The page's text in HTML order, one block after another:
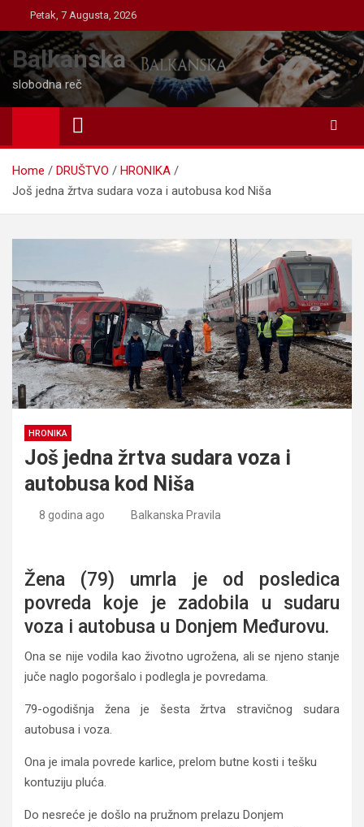
to
content
Petak, 7 Augusta, 2026
Balkanska
slobodna reč
Home DRUŠTVO
HRONIKA
Još jedna žrtva sudara voza i autobusa kod Niša
HRONIKA
Još jedna žrtva sudara voza i
autobusa kod Niša
8 godina ago Balkanska Pravila
Žena (79) umrla je od posledica
povreda koje je zadobila u sudaru
voza i autobusa u Donjem Međurovu.
Ona se nije vodila kao životno ugrožena, ali se njeno stanje
juče naglo pogoršalo i podlegla je povredama.
79-ogodišnja žena je šesta žrtva stravičnog sudara
autobusa i voza.
Ona je imala povrede karlice, prelom butne kosti i tešku
kontuziju pluća.
Do nesreće je došlo na pružnom prelazu Donjem